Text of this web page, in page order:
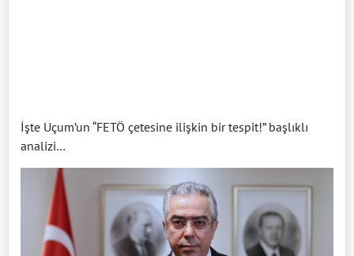
İşte Uçum’un “FETÖ çetesine ilişkin bir tespit!” başlıklı
analizi…